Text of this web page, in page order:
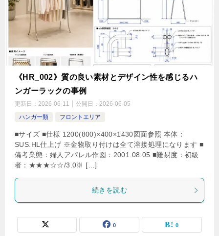
《HR_002》質の良い素材とデザイン性を感じるハ
ンガーラックの事例
更新日： 2026-06-11 公開日： 2026-06-05
ハンガー類
フロントエリア
■サイズ ■仕様 1200(800)×400×1430図面参照 本体：
SUS.HL仕上げ ※金物取り付けは全て溶接処理になります ■
備考業態：婦人アパレル作図：2001.08.05 ■難易度：初級
者：★★★☆☆/3.0※ […]
続きを読む
0 0